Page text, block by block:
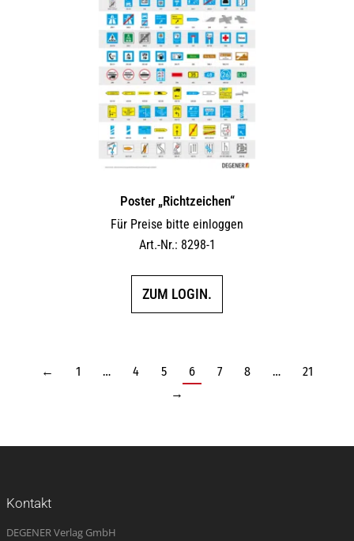
Poster „Richtzeichen“
Für Preise bitte einloggen
Art.-Nr.: 8298-1
ZUM LOGIN.
← 1 … 4 5 6 7 8 …
21
→
Kontakt
DEGENER Verlag GmbH